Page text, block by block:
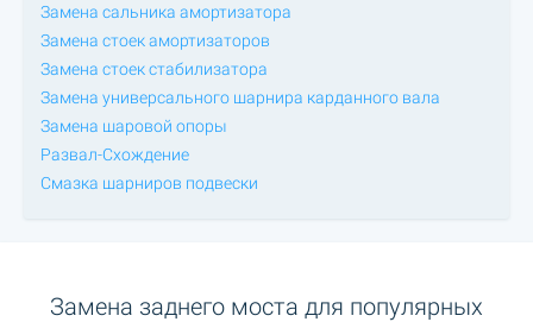
Замена сальника амортизатора
Замена стоек амортизаторов
Замена стоек стабилизатора
Замена универсального шарнира карданного вала
Замена шаровой опоры
Развал-Схождение
Смазка шарниров подвески
Замена заднего моста для популярных